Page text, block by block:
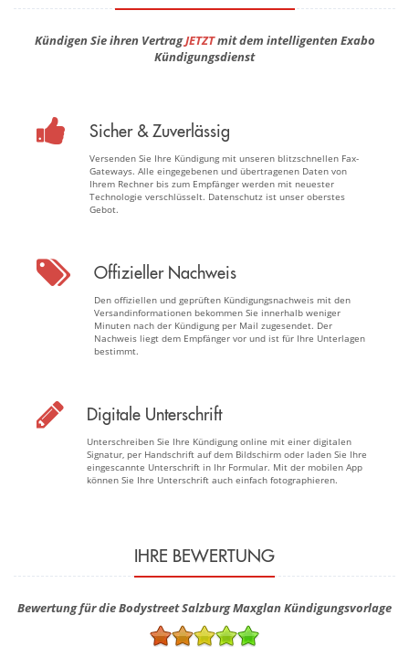
Kündigen Sie ihren VertragJETZTmit dem intelligenten Exabo
Kündigungsdienst
Sicher & Zuverlässig
Versenden Sie Ihre Kündigung mit unseren blitzschnellen Fax-
Gateways. Alle eingegebenen und übertragenen Daten von
Ihrem Rechner bis zum Empfänger werden mit neuester
Technologie verschlüsselt. Datenschutz ist unser oberstes
Gebot.
Offizieller Nachweis
Den offiziellen und geprüften Kündigungsnachweis mit den
Versandinformationen bekommen Sie innerhalb weniger
Minuten nach der Kündigung per Mail zugesendet. Der
Nachweis liegt dem Empfänger vor und ist für Ihre Unterlagen
bestimmt.
Digitale Unterschrift
Unterschreiben Sie Ihre Kündigung online mit einer digitalen
Signatur, per Handschrift auf dem Bildschirm oder laden Sie Ihre
eingescannte Unterschrift in Ihr Formular. Mit der mobilen App
können Sie Ihre Unterschrift auch einfach fotographieren.
IHRE BEWERTUNG
Bewertung für die Bodystreet Salzburg Maxglan Kündigungsvorlage